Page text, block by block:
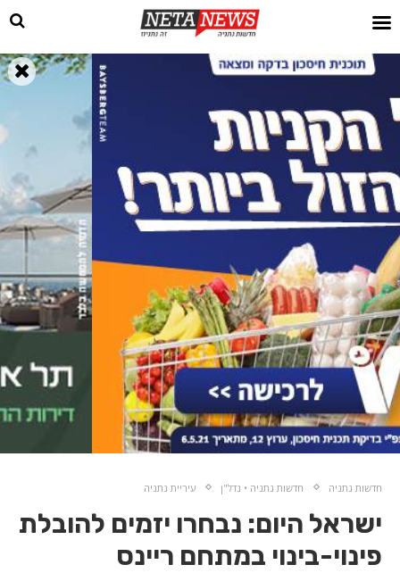
חדשות נתניה חדשות נתניה • נדל"ן עיריית נתניה
ישראל היום: נבחרו יזמים להובלת
פינוי-בינוי במתחם ריינס